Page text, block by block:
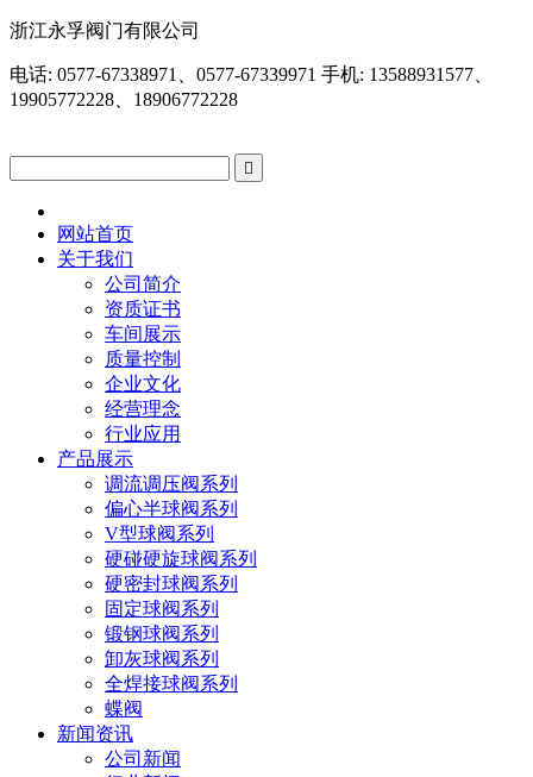
浙江永孚阀门有限公司
电话: 0577-67338971、0577-67339971 手机: 13588931577、
19905772228、18906772228

网站首页
关于我们
公司简介
资质证书
车间展示
质量控制
企业文化
经营理念
行业应用
产品展示
调流调压阀系列
偏心半球阀系列
V型球阀系列
硬碰硬旋球阀系列
硬密封球阀系列
固定球阀系列
锻钢球阀系列
卸灰球阀系列
全焊接球阀系列
蝶阀
新闻资讯
公司新闻